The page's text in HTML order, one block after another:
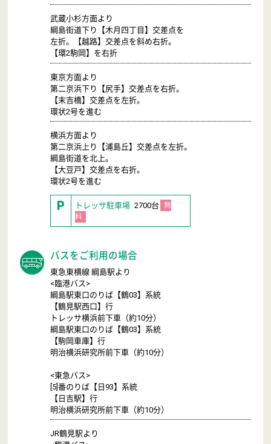
武蔵小杉方面より
綱島街道下り【木月四丁目】交差点を
左折。【越路】交差点を斜め右折。
【環2駒岡】を右折
東京方面より
第二京浜下り【尻手】交差点を右折。
【末吉橋】交差点を左折。
環状2号を進む
横浜方面より
第二京浜上り【浦島丘】交差点を左折。
綱島街道を北上。
【大豆戸】交差点を右折。
環状2号を進む
P トレッサ駐車場 2700台 無
料
バスをご利用の場合
東急東横線 綱島駅より
<臨港バス>
綱島駅東口のりば【鶴03】系統
【鶴見駅西口】行
トレッサ横浜前下車（約10分）
綱島駅東口のりば【鶴03】系統
【駒岡車庫】行
明治横浜研究所前下車（約10分）
<東急バス>
[5]番のりば【日93】系統
【日吉駅】行
明治横浜研究所前下車（約10分）
JR鶴見駅より